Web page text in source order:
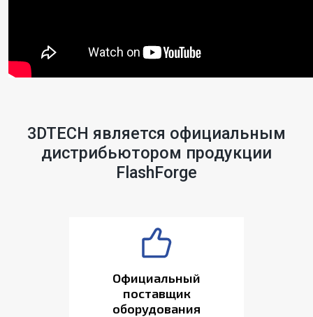
3DTECH является официальным
дистрибьютором продукции
FlashForge
Официальный
поставщик
оборудования